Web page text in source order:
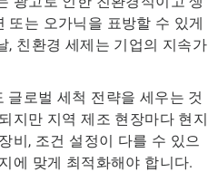
또는 오가닉을 표방할 수 있게
, 친환경 세제는 기업의 지속가
로벌 세척 전략을 세우는 것
지만 지역 제조 현장마다 현지
비, 조건 설정이 다를 수 있으
에 맞게 최적화해야 합니다.